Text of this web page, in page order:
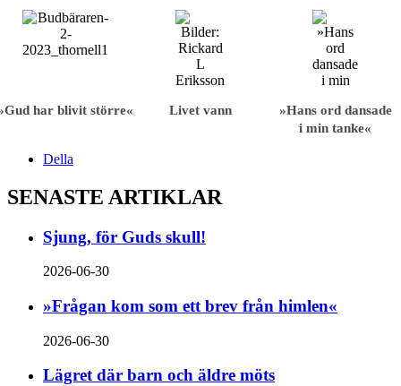
har blivit större« Livet vann
»Hans ord dansade
i min tanke«
Della
SENASTE ARTIKLAR
Sjung, för Guds skull!
2026-06-30
»Frågan kom som ett brev från himlen«
2026-06-30
Lägret där barn och äldre möts